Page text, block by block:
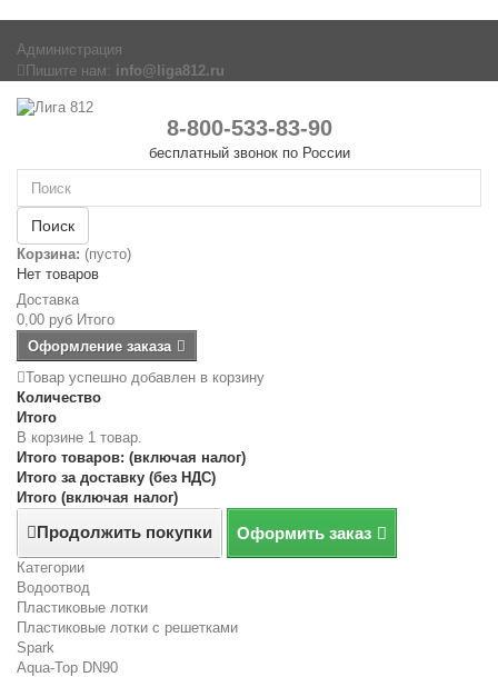
Администрация
Пишите нам: info@liga812.ru
8-800-533-83-90
бесплатный звонок по России
Поиск
Корзина: (пусто)
Нет товаров
Доставка
0,00 руб Итого
Оформление заказа
Товар успешно добавлен в корзину
Количество
Итого
В корзине 1 товар.
Итого товаров: (включая налог)
Итого за доставку (без НДС)
Итого (включая налог)
Продолжить покупки Оформить заказ
Категории
Водоотвод
Пластиковые лотки
Пластиковые лотки с решетками
Spark
Aqua-Top DN90